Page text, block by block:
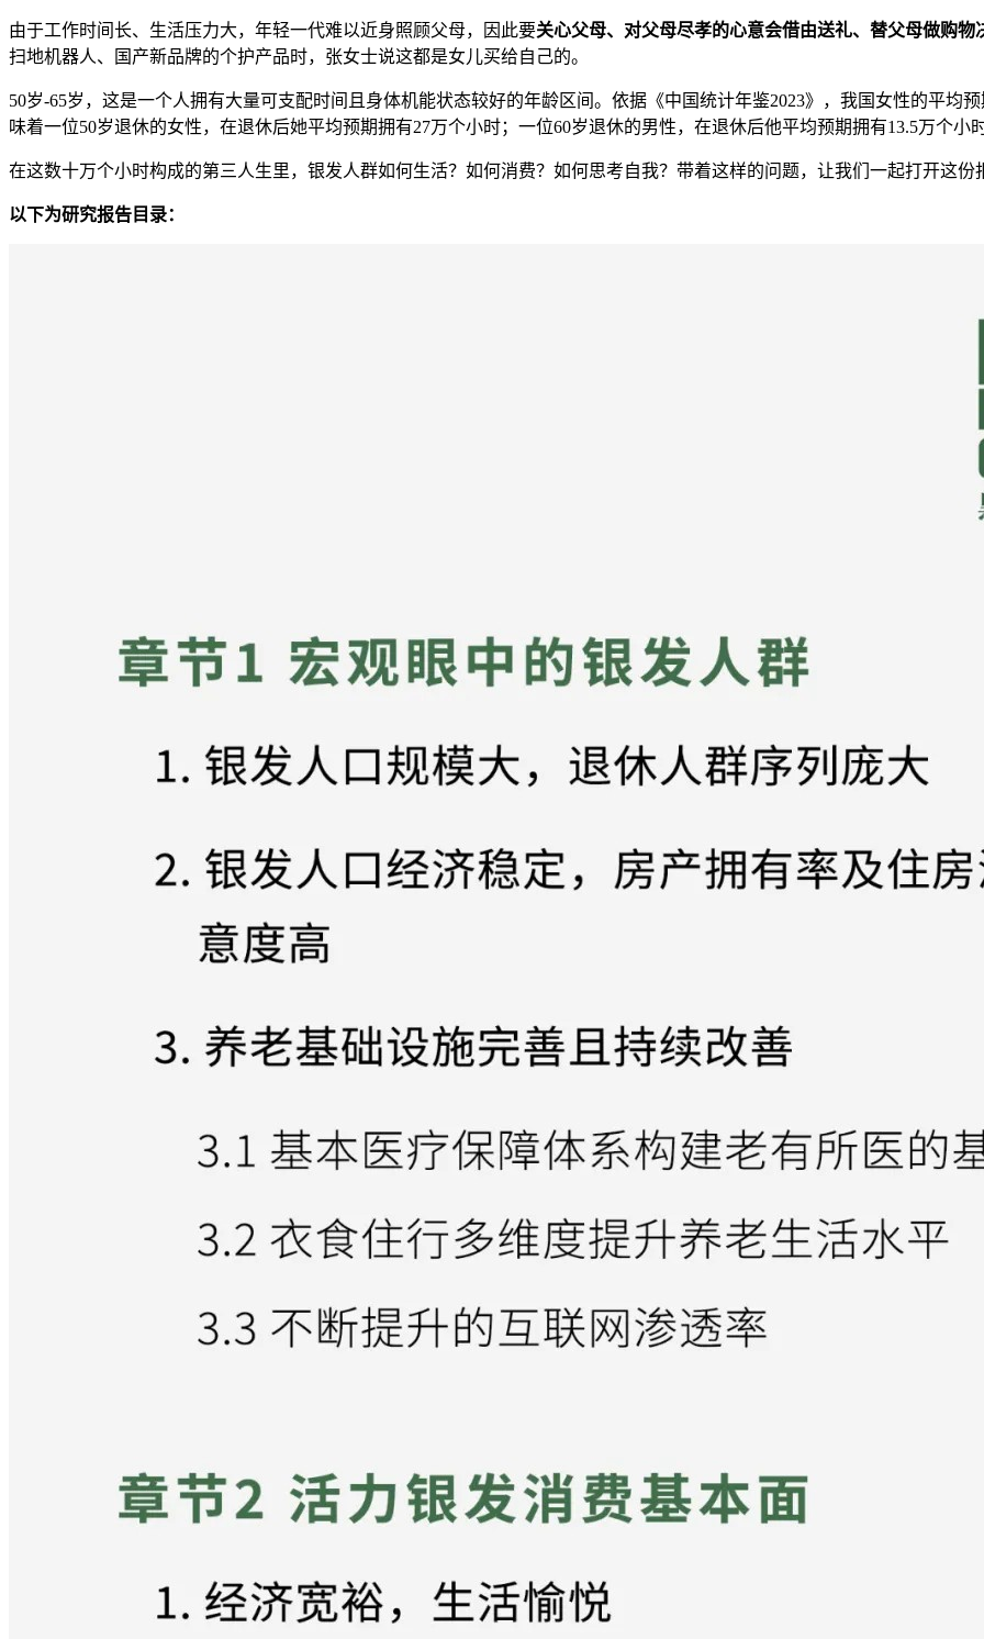
由于工作时间长、生活压力大，年轻一代难以近身照顾父母，因此要关心父母、对父母尽孝的心意会借由送礼、替父母做购物
扫地机器人、国产新品牌的个护产品时，张女士说这都是女儿买给自己的。
50岁-65岁，这是一个人拥有大量可支配时间且身体机能状态较好的年龄区间。依据《中国统计年鉴2023》，我国女性的平均
味着一位50岁退休的女性，在退休后她平均预期拥有27万个小时；一位60岁退休的男性，在退休后他平均预期拥有13.5万个小
在这数十万个小时构成的第三人生里，银发人群如何生活？如何消费？如何思考自我？带着这样的问题，让我们一起打开这份
以下为研究报告目录：